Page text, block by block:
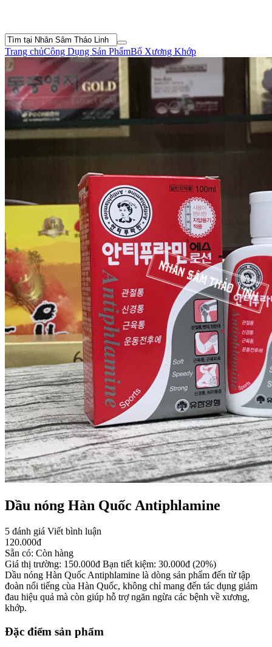
Trang chủCông Dụng Sản PhẩmBổ Xương Khớp
Dầu nóng Hàn Quốc Antiphlamine
5 đánh giá Viết bình luận
120.000đ
Sẵn có: Còn hàng
Giá thị trường: 150.000đ Bạn tiết kiệm: 30.000đ (20%)
Dầu nóng Hàn Quốc Antiphlamine là dòng sản phẩm đến từ tập
đoàn nổi tiếng cùa Hàn Quốc, không chỉ mang đến tác dụng giảm
đau hiệu quả mà còn giúp hỗ trợ ngăn ngừa các bệnh về xương,
khớp.
Đặc điểm sản phẩm